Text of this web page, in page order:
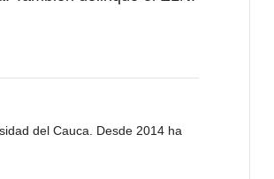
del Cauca. Desde 2014 ha